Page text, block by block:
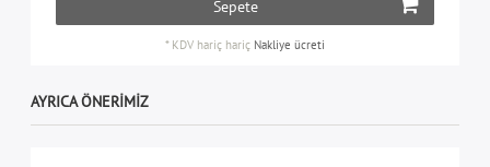
Sepete
* KDV hariç hariç Nakliye ücreti
AYRICA ÖNERIMIZ